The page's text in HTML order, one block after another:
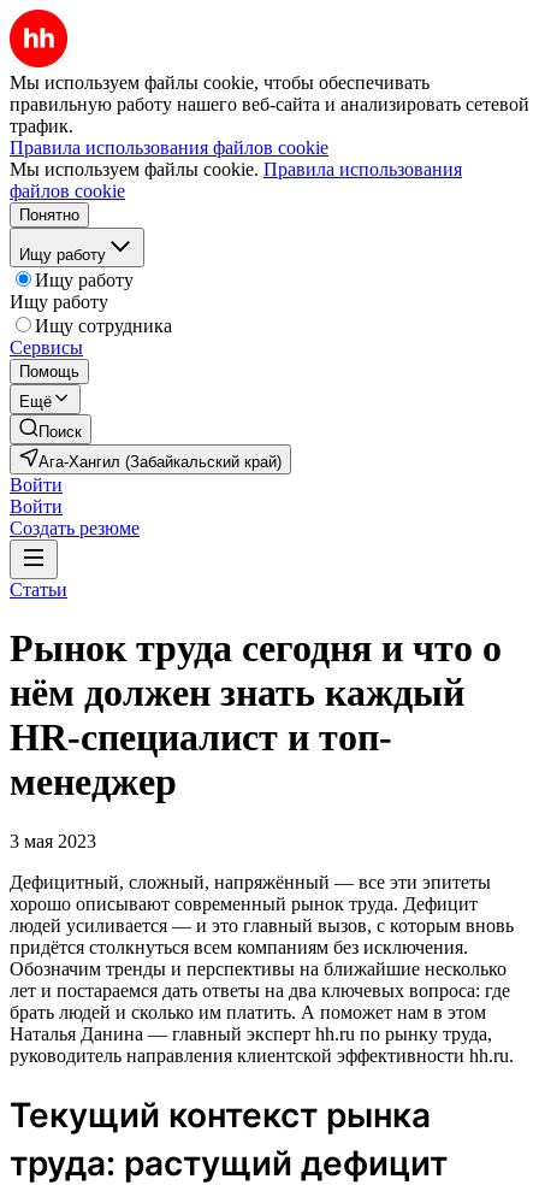
Мы используем файлы cookie, чтобы обеспечивать
правильную работу нашего веб-сайта и анализировать сетевой
трафик.
Правила использования файлов cookie
Мы используем файлы cookie. Правила использования
файлов cookie
Понятно
Ищу работу
Ищу работу
Ищу работу
Ищу сотрудника
Сервисы
Помощь
Ещё
Поиск
Ага-Хангил (Забайкальский край)
Войти
Войти
Создать резюме
Статьи
Рынок труда сегодня и что о
нём должен знать каждый
HR-специалист и топ-
менеджер
3 мая 2023
Дефицитный, сложный, напряжённый — все эти эпитеты
хорошо описывают современный рынок труда. Дефицит
людей усиливается — и это главный вызов, с которым вновь
придётся столкнуться всем компаниям без исключения.
Обозначим тренды и перспективы на ближайшие несколько
лет и постараемся дать ответы на два ключевых вопроса: где
брать людей и сколько им платить. А поможет нам в этом
Наталья Данина — главный эксперт hh.ru по рынку труда,
руководитель направления клиентской эффективности hh.ru.
Текущий контекст рынка
труда: растущий дефицит